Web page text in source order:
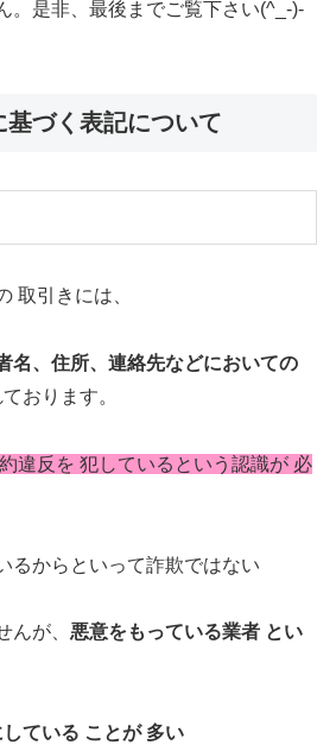
。是非、最後までご覧下さい(^_-)-
づく表記について
取引きには、
名、住所、連絡先などにおいての
おります。
違反を 犯しているという認識が 必
るからといって詐欺ではない
んが、 悪意をもっている業者 とい
ている ことが 多い